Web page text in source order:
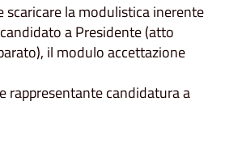
scaricare la modulistica inerente
a Presidente (atto
il modulo accettazione
rappresentante candidatura a